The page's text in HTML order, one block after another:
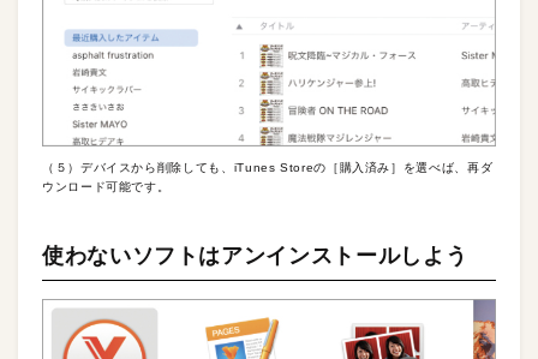
（５）デバイスから削除しても、iTunes Storeの［購入済み］を選べば、再ダ
ウンロード可能です。
使わないソフトはアンインストールしよう